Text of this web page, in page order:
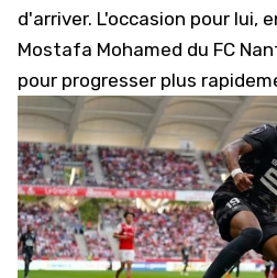
d'arriver. L'occasion pour lui,
Mostafa Mohamed du FC
pour progresser plus